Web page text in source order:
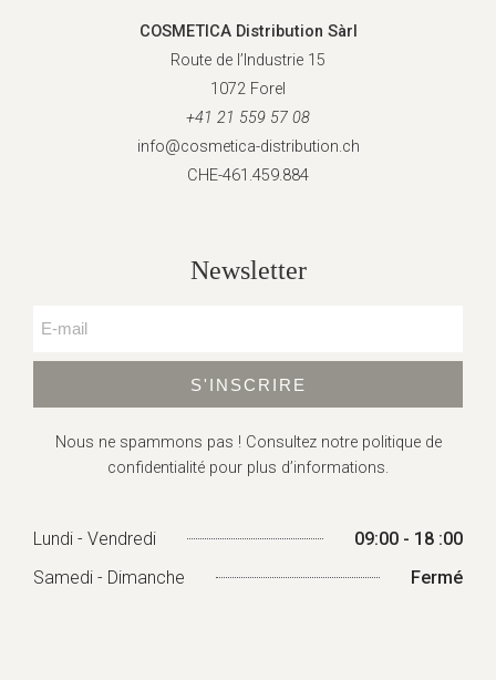
COSMETICA Distribution Sàrl
Route de l’Industrie 15
1072 Forel
+41 21 559 57 08
info@cosmetica-distribution.ch
CHE-461.459.884
Newsletter
S'INSCRIRE
Nous ne spammons pas ! Consultez notre politique de
confidentialité pour plus d’informations.
Lundi - Vendredi
09:00 - 18 :00
Samedi - Dimanche
Fermé